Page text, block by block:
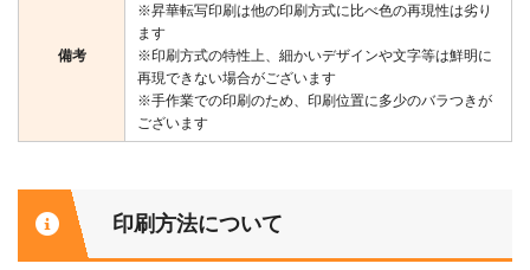
備考
※昇華転写印刷は他の印刷方式に比べ色の再現性は劣り
ます
※印刷方式の特性上、細かいデザインや文字等は鮮明に
再現できない場合がございます
※手作業での印刷のため、印刷位置に多少のバラつきが
ございます
印刷方法について